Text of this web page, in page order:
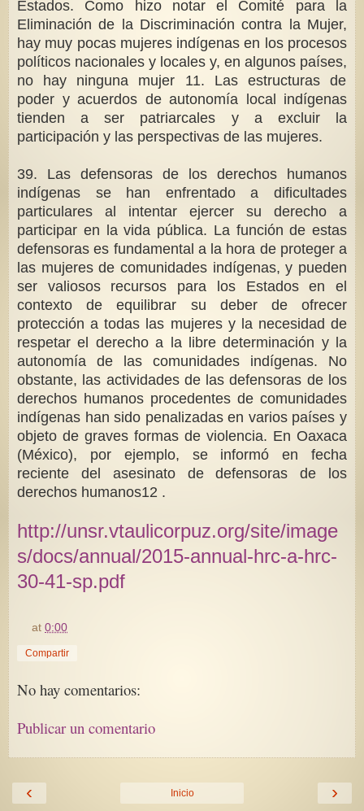
Estados. Como hizo notar el Comité para la
Eliminación de la Discriminación contra la Mujer,
hay muy pocas mujeres indígenas en los procesos
políticos nacionales y locales y, en algunos países,
no hay ninguna mujer 11. Las estructuras de
poder y acuerdos de autonomía local indígenas
tienden a ser patriarcales y a excluir la
participación y las perspectivas de las mujeres.
39. Las defensoras de los derechos humanos
indígenas se han enfrentado a dificultades
particulares al intentar ejercer su derecho a
participar en la vida pública. La función de estas
defensoras es fundamental a la hora de proteger a
las mujeres de comunidades indígenas, y pueden
ser valiosos recursos para los Estados en el
contexto de equilibrar su deber de ofrecer
protección a todas las mujeres y la necesidad de
respetar el derecho a la libre determinación y la
autonomía de las comunidades indígenas. No
obstante, las actividades de las defensoras de los
derechos humanos procedentes de comunidades
indígenas han sido penalizadas en varios países y
objeto de graves formas de violencia. En Oaxaca
(México), por ejemplo, se informó en fecha
reciente del asesinato de defensoras de los
derechos humanos12 .
http://unsr.vtaulicorpuz.org/site/image
s/docs/annual/2015-annual-hrc-a-hrc-
30-41-sp.pdf
at0:00
Compartir
No hay comentarios:
Publicar un comentario
‹ ›
Inicio